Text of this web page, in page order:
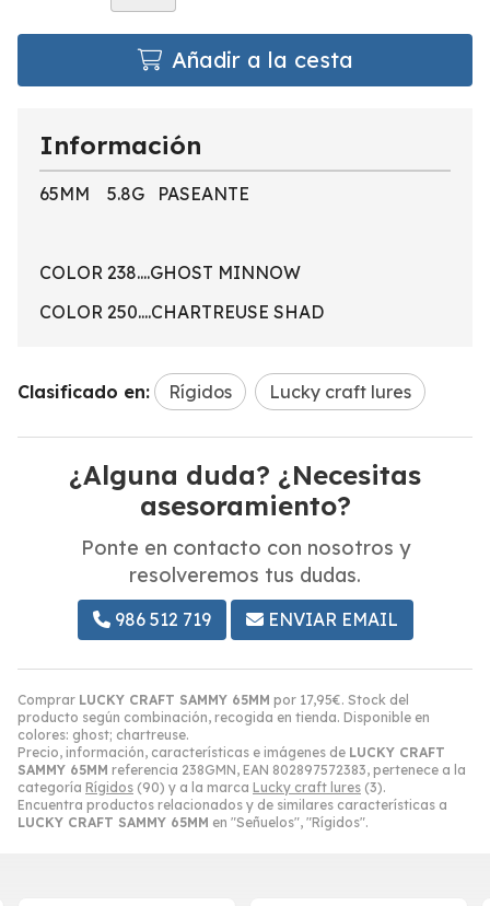
Añadir a la cesta
Comprar LUCKY CRAFT SAMMY 65MM por 17,95€. Stock del
producto según combinación, recogida en tienda. Disponible en
colores: ghost; chartreuse.
Precio, información, características e imágenes de LUCKY CRAFT
SAMMY 65MM referencia 238GMN, EAN 802897572383, pertenece a la
categoría Rígidos (90) y a la marca Lucky craft lures (3).
Encuentra productos relacionados y de similares características a
LUCKY CRAFT SAMMY 65MM en "Señuelos", "Rígidos".
Información
65MM 5.8G PASEANTE
COLOR 238....GHOST MINNOW
COLOR 250....CHARTREUSE SHAD
Clasificado en: Rígidos Lucky craft lures
¿Alguna duda? ¿Necesitas
asesoramiento?
Ponte en contacto con nosotros y
resolveremos tus dudas.
986 512 719 ENVIAR EMAIL